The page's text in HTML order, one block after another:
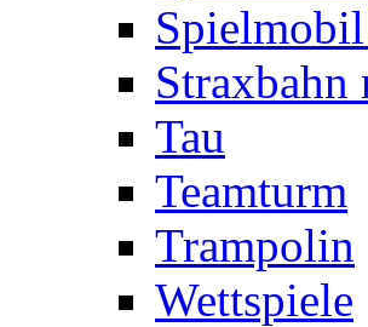
Tau
Teamturm
Trampolin
Wettspiele